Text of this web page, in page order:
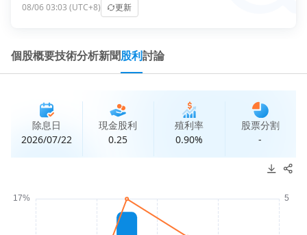
08/06 03:03 (UTC+8)
更新
個股概要技術分析新聞股利討論
除息日
2026/07/22
現金股利
0.25
殖利率
0.90%
股票分割
-